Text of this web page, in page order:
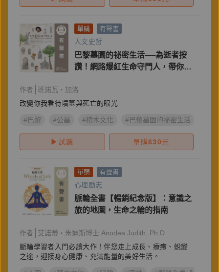
單購 有聲書
人文史哲
巴黎墓園的祕密生活──為逝者按
讚！網路爆紅生命守門人，帶你體
人的生態，在自然景致與逝者銘言
間體悟生命美好
作者
班諾瓦・加洛
改變你我看待墳墓與死亡的眼光
#巴黎 #公墓 #積木文化 #巴黎墓園的祕密生活
試聽 單購630元
單購 有聲書
心理勵志
脈輪全書【暢銷紀念版】：意識之
旅的地圖，生命之輪的指南
作者
艾諾蒂・朱迪斯博士 Anodea Judith, Ph.D.
脈輪學習者入門必讀大作！伴您走上成長、療癒、蛻變
之途，迎接身心健康、充滿能量的美好生活。